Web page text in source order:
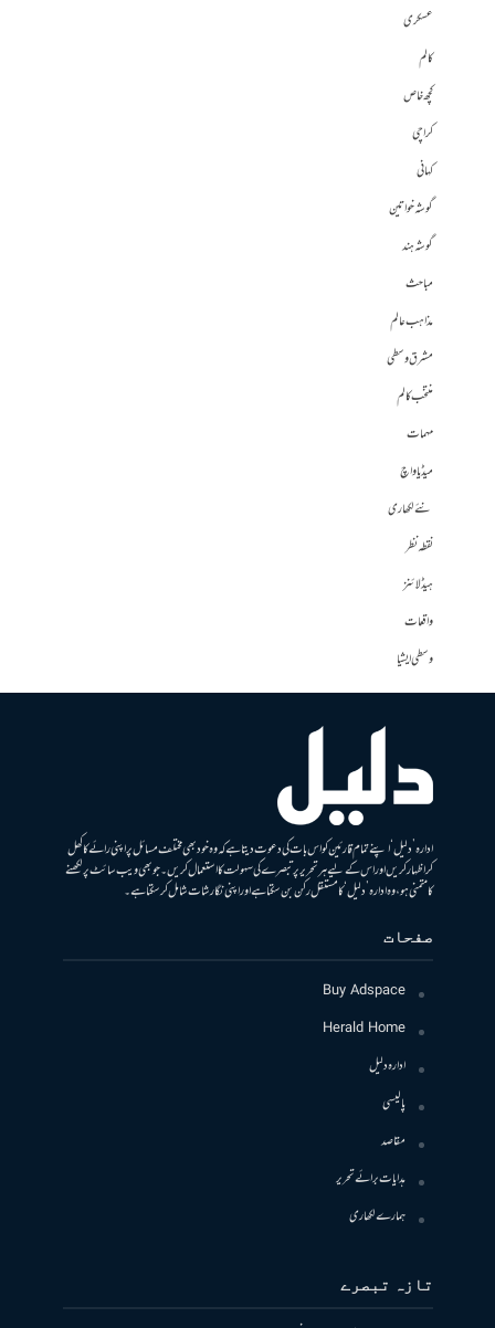
عسکری
کالم
کچھ خاص
کراچی
کہانی
گوشہ خواتین
گوشہ ہند
مباحث
مذاہب عالم
مشرق وسطی
منتخب کالم
مہمات
میڈیا واچ
نئے لکھاری
نقطہ نظر
ہیڈلائنز
واقعات
وسطی ایشیا
ادارہ ’دلیل‘ اپنے تمام قارئین کو اس بات کی دعوت دیتا ہے کہ وہ خود بھی مختلف مسائل پر اپنی رائے کا کھل
کر اظہار کریں اور اس کے لیے ہر تحریر پر تبصرے کی سہولت کا استعمال کریں۔ جو بھی ویب سائٹ پر لکھنے
کا متمنی ہو، وہ ادارہ ’دلیل‘ کا مستقل رکن بن سکتا ہے اور اپنی نگارشات شامل کرسکتا ہے۔
صفحات
Buy Adspace
Herald Home
ادارہ دلیل
پالیسی
مقاصد
ہدایات برائے تحریر
ہمارے لکھاری
تازہ تبصرے